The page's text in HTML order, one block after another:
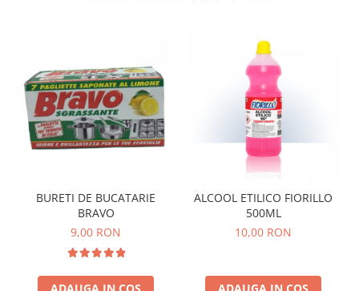
BURETI DE BUCATARIE
BRAVO
9,00 RON
ALCOOL ETILICO FIORILLO
500ML
10,00 RON